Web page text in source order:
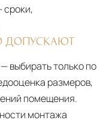
сроки,
ДОПУСКАЮТ
выбирать только по
размеров,
помещения.
монтажа